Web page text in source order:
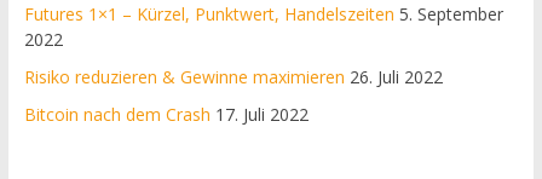
Futures 1×1 – Kürzel, Punktwert, Handelszeiten 5. September
2022
Risiko reduzieren & Gewinne maximieren 26. Juli 2022
Bitcoin nach dem Crash 17. Juli 2022